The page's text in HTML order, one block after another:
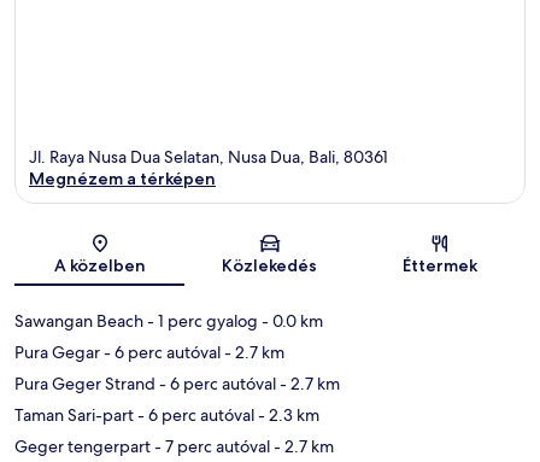
Térkép
Jl. Raya Nusa Dua Selatan, Nusa Dua, Bali, 80361
Megnézem a térképen
A közelben Közlekedés Éttermek
Sawangan Beach- 1 perc gyalog - 0.0 km
Pura Gegar- 6 perc autóval- 2.7 km
Pura Geger Strand - 6 perc autóval- 2.7 km
Taman Sari-part- 6 perc autóval- 2.3 km
Geger tengerpart- 7 perc autóval- 2.7 km